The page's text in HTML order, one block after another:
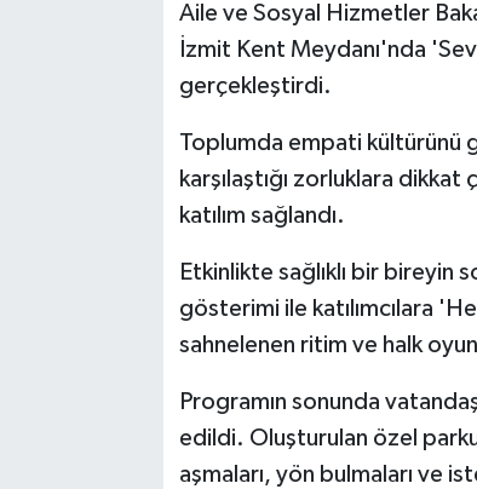
Aile ve Sosyal Hizmetler
İzmit Kent Meydanı'nda
gerçekleştirdi.
Toplumda empati kültürünü
karşılaştığı zorluklara
katılım sağlandı.
Etkinlikte sağlıklı bir
gösterimi ile katılımcılara
sahnelenen ritim ve halk
Programın sonunda
edildi. Oluşturulan özel
aşmaları, yön bulmaları ve